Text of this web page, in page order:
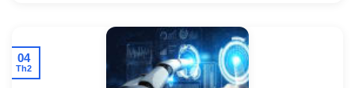
04
Th2